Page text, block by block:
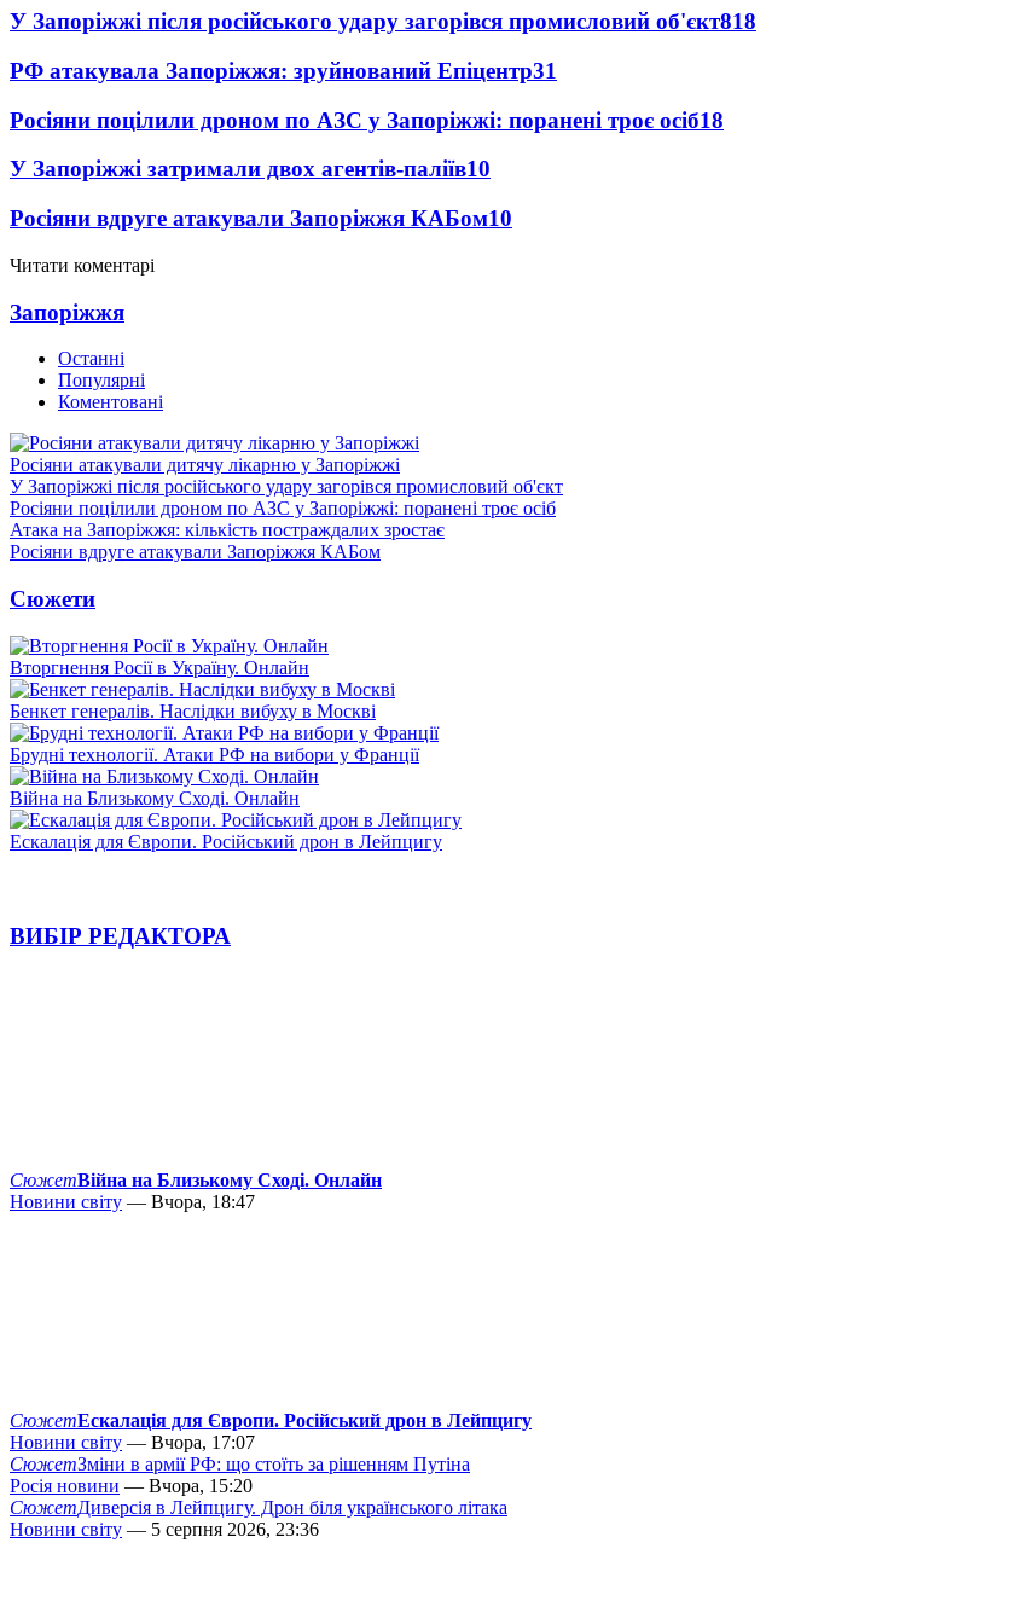
У Запоріжжі після російського удару загорівся промисловий об'єкт818
РФ атакувала Запоріжжя: зруйнований Епіцентр31
Росіяни поцілили дроном по АЗС у Запоріжжі: поранені троє осіб18
У Запоріжжі затримали двох агентів-паліїв10
Росіяни вдруге атакували Запоріжжя КАБом10
Читати коментарі
Запоріжжя
Останні
Популярні
Коментовані
Росіяни атакували дитячу лікарню у Запоріжжі
У Запоріжжі після російського удару загорівся промисловий об'єкт
Росіяни поцілили дроном по АЗС у Запоріжжі: поранені троє осіб
Атака на Запоріжжя: кількість постраждалих зростає
Росіяни вдруге атакували Запоріжжя КАБом
Сюжети
Вторгнення Росії в Україну. Онлайн
Бенкет генералів. Наслідки вибуху в Москві
Брудні технології. Атаки РФ на вибори у Франції
Війна на Близькому Сході. Онлайн
Ескалація для Європи. Російський дрон в Лейпцигу
ВИБІР РЕДАКТОРА
СюжетВійна на Близькому Сході. Онлайн
Новини світу — Вчора, 18:47
СюжетЕскалація для Європи. Російський дрон в Лейпцигу
Новини світу — Вчора, 17:07
СюжетЗміни в армії РФ: що стоїть за рішенням Путіна
Росія новини — Вчора, 15:20
СюжетДиверсія в Лейпцигу. Дрон біля українського літака
Новини світу — 5 серпня 2026, 23:36